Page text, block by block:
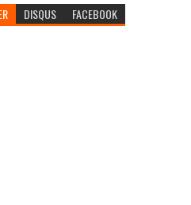
DISQUS FACEBOOK